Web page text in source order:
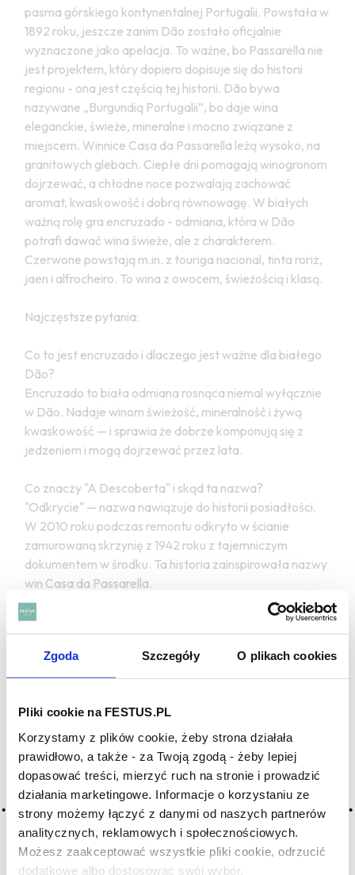
Zgoda Szczegóły O plikach cookies
Pliki cookie na FESTUS.PL
Korzystamy z plików cookie, żeby strona działała
prawidłowo, a także - za Twoją zgodą - żeby lepiej
dopasować treści, mierzyć ruch na stronie i prowadzić
działania marketingowe. Informacje o korzystaniu ze
strony możemy łączyć z danymi od naszych partnerów
analitycznych, reklamowych i społecznościowych.
Możesz zaakceptować wszystkie pliki cookie, odrzucić
dodatkowe albo dostosować swój wybór.
pasma górskiego kontynentalnej Portugalii. Powstała w
1892 roku, jeszcze zanim Dão zostało oficjalnie
wyznaczone jako apelacja. To ważne, bo Passarella nie
jest projektem, który dopiero dopisuje się do historii
regionu - ona jest częścią tej historii. Dão bywa
nazywane „Burgundią Portugalii”, bo daje wina
eleganckie, świeże, mineralne i mocno związane z
miejscem. Winnice Casa da Passarella leżą wysoko, na
granitowych glebach. Ciepłe dni pomagają winogronom
dojrzewać, a chłodne noce pozwalają zachować
aromat, kwaskowość i dobrą równowagę. W białych
ważną rolę gra encruzado - odmiana, która w Dão
potrafi dawać wina świeże, ale z charakterem.
Czerwone powstają m.in. z touriga nacional, tinta roriz,
jaen i alfrocheiro. To wina z owocem, świeżością i klasą.
Najczęstsze pytania:
Co to jest encruzado i dlaczego jest ważne dla białego
Dão?
Encruzado to biała odmiana rosnąca niemal wyłącznie
w Dão. Nadaje winom świeżość, mineralność i żywą
kwaskowość — i sprawia że dobrze komponują się z
jedzeniem i mogą dojrzewać przez lata.
Co znaczy "A Descoberta" i skąd ta nazwa?
"Odkrycie" — nazwa nawiązuje do historii posiadłości.
W 2010 roku podczas remontu odkryto w ścianie
zamurowaną skrzynię z 1942 roku z tajemniczym
dokumentem w środku. Ta historia zainspirowała nazwy
win Casa da Passarella.
Co warto zobaczyć w regionie Dão?
pasmem górskim kontynentalnej Portugalii. Viseu to
jedno z najpiękniejszych miast Portugalii ze starówką
latem serami i miodem, zimą nartami.
ZOBACZ TAKŻE